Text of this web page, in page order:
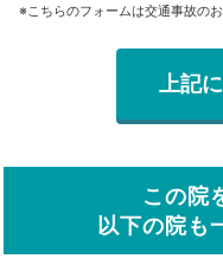
※こちらのフォームは交通事故の
この院
以下の院も